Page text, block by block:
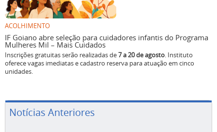
ACOLHIMENTO
IF Goiano abre seleção para cuidadores infantis do Programa
Mulheres Mil – Mais Cuidados
Inscrições gratuitas serão realizadas de7 a 20 de agosto. Instituto
oferece vagas imediatas e cadastro reserva para atuação em cinco
unidades.
Notícias Anteriores